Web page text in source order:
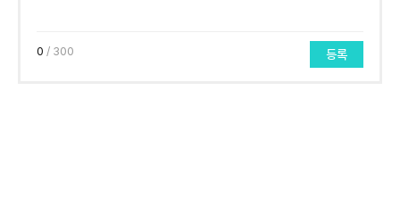
0 / 300 등록